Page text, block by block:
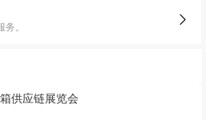
。
供应链展览会